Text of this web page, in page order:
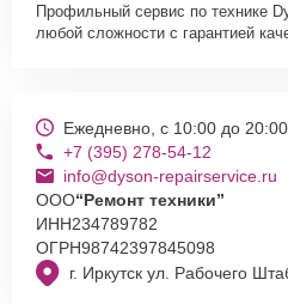
Профильный сервис по технике
любой сложности с гарантией
г. Иркутск ул. Рабочего
Ежедневно, с 10:00 до 20:00
+7 (395) 278-54-12
info@dyson-repairservice.ru
ООО“Ремонт техники”
ИНН234789782
ОГРН98742397845098